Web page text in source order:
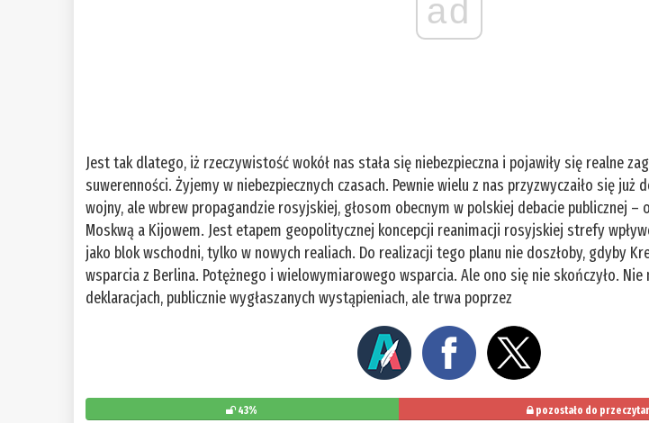
ad
Jest tak dlatego, iż rzeczywistość wokół nas stała się niebezpieczna i pojawiły się realne
suwerenności. Żyjemy w niebezpiecznych czasach. Pewnie wielu z nas przyzwyczaiło się już
wojny, ale wbrew propagandzie rosyjskiej, głosom obecnym w polskiej debacie publicznej –
Moskwą a Kijowem. Jest etapem geopolitycznej koncepcji reanimacji rosyjskiej strefy
jako blok wschodni, tylko w nowych realiach. Do realizacji tego planu nie doszłoby, gdyby
wsparcia z Berlina. Potężnego i wielowymiarowego wsparcia. Ale ono się nie skończyło.
deklaracjach, publicznie wygłaszanych wystąpieniach, ale trwa poprzez
43% pozostało do